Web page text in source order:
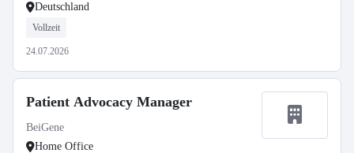
Deutschland
Vollzeit
24.07.2026
Patient Advocacy Manager
BeiGene
Home Office